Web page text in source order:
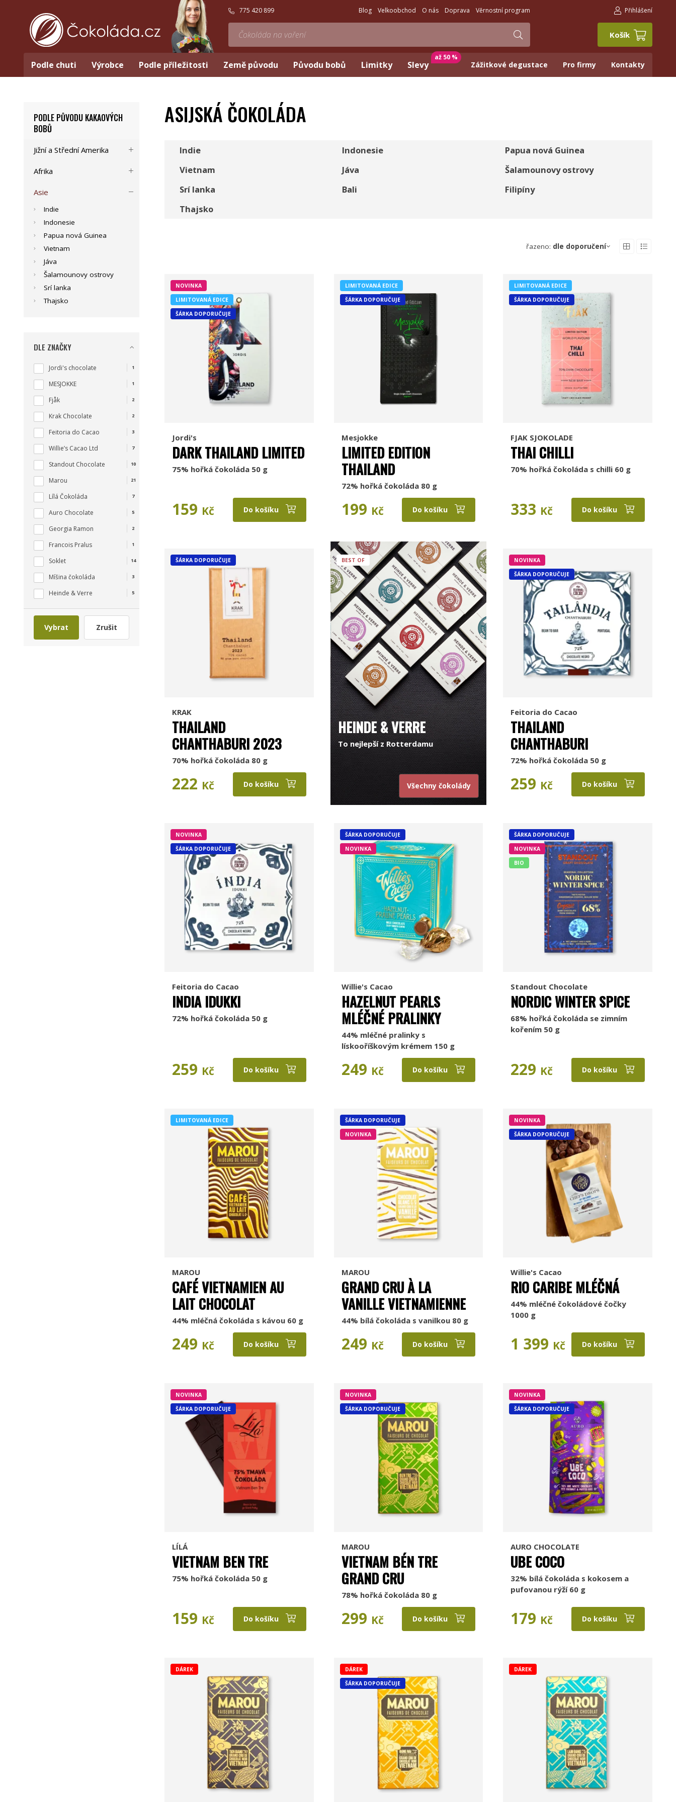
775 420 899 Blog Velkoobchod O nás Doprava Věrnostní program Přihlášení
Košík
Podle chuti Výrobce Podle příležitosti Země původu Původu bobů Limitky Slevy
až 50 %
Zážitkové degustace Pro firmy Kontakty
ASIJSKÁ ČOKOLÁDA
Indie Indonesie
Papua nová Guinea
Vietnam
Jáva
Šalamounovy ostrovy
Srí lanka
Bali
Filipíny
Thajsko
řazeno: dle doporučení
NOVINKA
LIMITOVANÁ EDICE
ŠÁRKA DOPORUČUJE
Jordi's
DARK THAILAND LIMITED
75% hořká čokoláda 50 g
159 Kč Do košíku
LIMITOVANÁ EDICE
ŠÁRKA DOPORUČUJE
Mesjokke
LIMITED EDITION
THAILAND
72% hořká čokoláda 80 g
199 Kč Do košíku
LIMITOVANÁ EDICE
ŠÁRKA DOPORUČUJE
FJAK SJOKOLADE
THAI CHILLI
70% hořká čokoláda s chilli 60 g
333 Kč Do košíku
ŠÁRKA DOPORUČUJE
KRAK
THAILAND
CHANTHABURI 2023
70% hořká čokoláda 80 g
222 Kč Do košíku
BEST OF
HEINDE & VERRE
To nejlepší z Rotterdamu
Všechny čokolády
NOVINKA
ŠÁRKA DOPORUČUJE
Feitoria do Cacao
THAILAND
CHANTHABURI
72% hořká čokoláda 50 g
259 Kč Do košíku
NOVINKA
ŠÁRKA DOPORUČUJE
Feitoria do Cacao
INDIA IDUKKI
72% hořká čokoláda 50 g
259 Kč Do košíku
ŠÁRKA DOPORUČUJE
NOVINKA
Willie's Cacao
HAZELNUT PEARLS
MLÉČNÉ PRALINKY
44% mléčné pralinky s
lískooříškovým krémem 150 g
249 Kč Do košíku
ŠÁRKA DOPORUČUJE
NOVINKA
BIO
Standout Chocolate
NORDIC WINTER SPICE
68% hořká čokoláda se zimním
kořením 50 g
229 Kč Do košíku
LIMITOVANÁ EDICE
MAROU
CAFÉ VIETNAMIEN AU
LAIT CHOCOLAT
44% mléčná čokoláda s kávou 60 g
249 Kč Do košíku
ŠÁRKA DOPORUČUJE
NOVINKA
MAROU
GRAND CRU À LA
VANILLE VIETNAMIENNE
44% bílá čokoláda s vanilkou 80 g
249 Kč Do košíku
NOVINKA
ŠÁRKA DOPORUČUJE
Willie's Cacao
RIO CARIBE MLÉČNÁ
44% mléčné čokoládové čočky
1000 g
1 399 Kč Do košíku
NOVINKA
ŠÁRKA DOPORUČUJE
LÍLÁ
VIETNAM BEN TRE
75% hořká čokoláda 50 g
159 Kč Do košíku
NOVINKA
ŠÁRKA DOPORUČUJE
MAROU
VIETNAM BÉN TRE
GRAND CRU
78% hořká čokoláda 80 g
299 Kč Do košíku
NOVINKA
ŠÁRKA DOPORUČUJE
AURO CHOCOLATE
UBE COCO
32% bílá čokoláda s kokosem a
pufovanou rýží 60 g
179 Kč Do košíku
DÁREK
DÁREK
ŠÁRKA DOPORUČUJE
DÁREK
PODLE PŮVODU KAKAOVÝCH
BOBŮ
Jižní a Střední Amerika
Afrika
Asie
Indie
Indonesie
Papua nová Guinea
Vietnam
Jáva
Šalamounovy ostrovy
Srí lanka
Thajsko
DLE ZNAČKY
Jordi's chocolate 1
MESJOKKE 1
Fjåk 2
Krak Chocolate 2
Feitoria do Cacao 3
Willie’s Cacao Ltd 7
Standout Chocolate 10
Marou 21
Lílá Čokoláda 7
Auro Chocolate 5
Georgia Ramon 2
Francois Pralus 1
Soklet 14
Míšina čokoláda 3
Heinde & Verre 5
Vybrat Zrušit